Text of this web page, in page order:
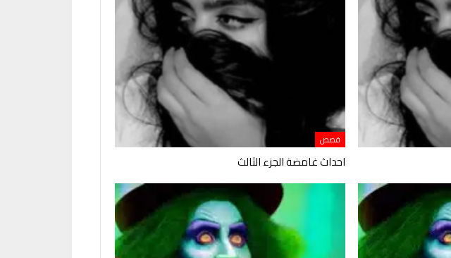
قصص
احداث غامضة الجزء الثالث